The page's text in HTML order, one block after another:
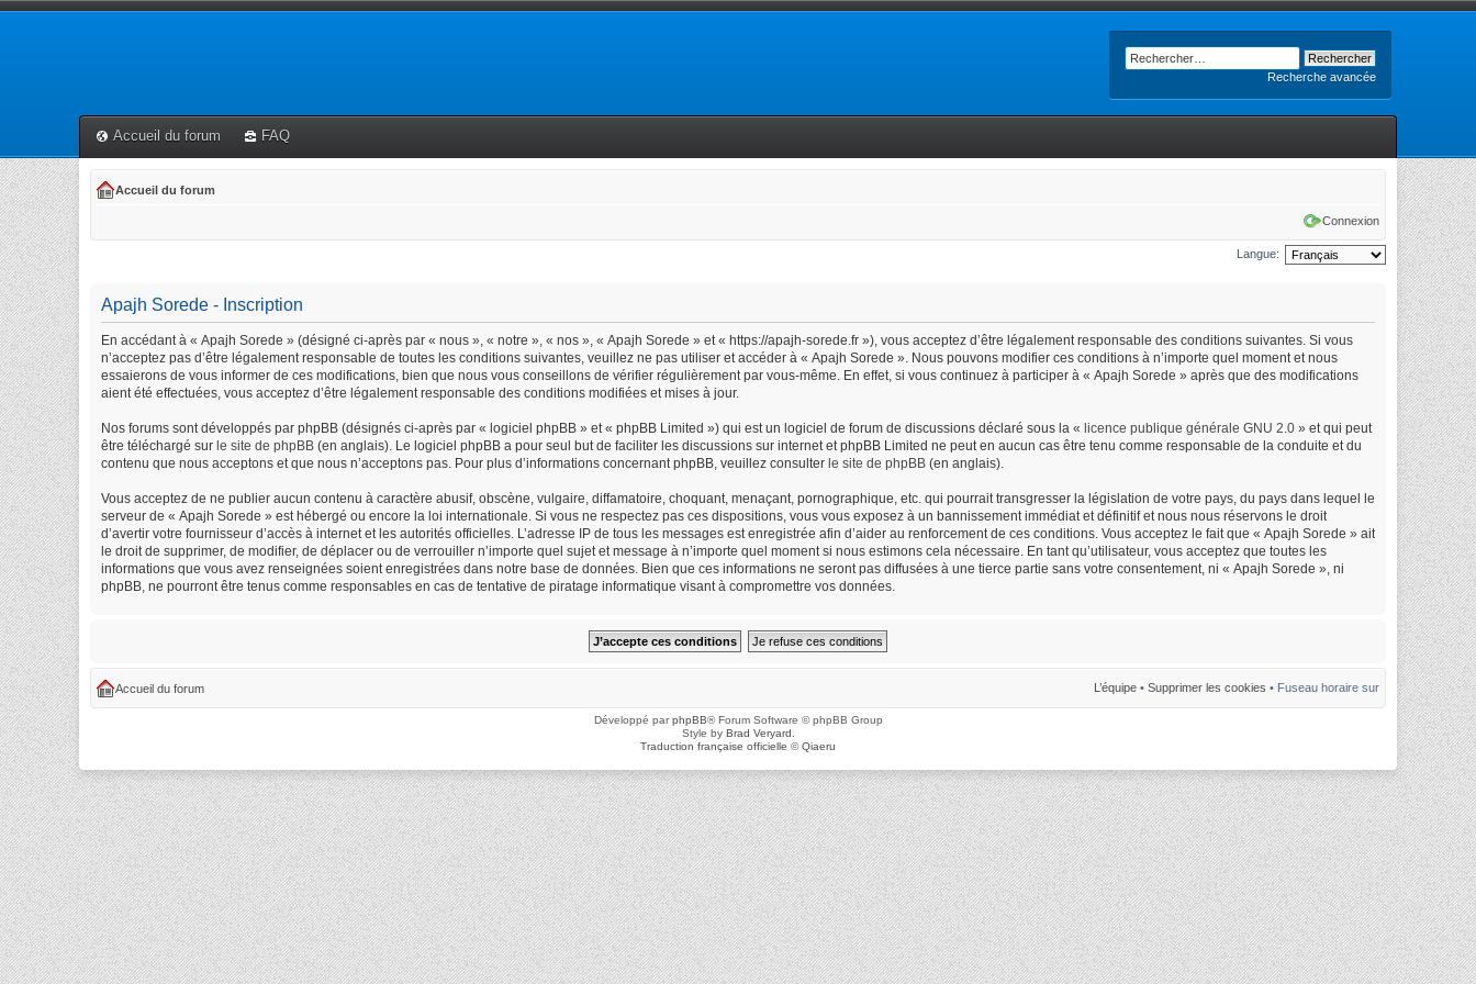
Recherche avancée
Accueil du forum FAQ
Accueil du forum
Connexion
Langue:
Apajh Sorede - Inscription
En accédant à « Apajh Sorede » (désigné ci-après par « nous », « notre », « nos », « Apajh Sorede » et « https://apajh-sorede.fr »), vous acceptez d’être légalement responsable des conditions suivantes. Si vous
n’acceptez pas d’être légalement responsable de toutes les conditions suivantes, veuillez ne pas utiliser et accéder à « Apajh Sorede ». Nous pouvons modifier ces conditions à n’importe quel moment et nous
essaierons de vous informer de ces modifications, bien que nous vous conseillons de vérifier régulièrement par vous-même. En effet, si vous continuez à participer à « Apajh Sorede » après que des modifications
aient été effectuées, vous acceptez d’être légalement responsable des conditions modifiées et mises à jour.
Nos forums sont développés par phpBB (désignés ci-après par « logiciel phpBB » et « phpBB Limited ») qui est un logiciel de forum de discussions déclaré sous la « licence publique générale GNU 2.0 » et qui peut
être téléchargé sur le site de phpBB (en anglais). Le logiciel phpBB a pour seul but de faciliter les discussions sur internet et phpBB Limited ne peut en aucun cas être tenu comme responsable de la conduite et du
contenu que nous acceptons et que nous n’acceptons pas. Pour plus d’informations concernant phpBB, veuillez consulter le site de phpBB (en anglais).
Vous acceptez de ne publier aucun contenu à caractère abusif, obscène, vulgaire, diffamatoire, choquant, menaçant, pornographique, etc. qui pourrait transgresser la législation de votre pays, du pays dans lequel le
serveur de « Apajh Sorede » est hébergé ou encore la loi internationale. Si vous ne respectez pas ces dispositions, vous vous exposez à un bannissement immédiat et définitif et nous nous réservons le droit
d’avertir votre fournisseur d’accès à internet et les autorités officielles. L’adresse IP de tous les messages est enregistrée afin d’aider au renforcement de ces conditions. Vous acceptez le fait que « Apajh Sorede » ait
le droit de supprimer, de modifier, de déplacer ou de verrouiller n’importe quel sujet et message à n’importe quel moment si nous estimons cela nécessaire. En tant qu’utilisateur, vous acceptez que toutes les
informations que vous avez renseignées soient enregistrées dans notre base de données. Bien que ces informations ne seront pas diffusées à une tierce partie sans votre consentement, ni « Apajh Sorede », ni
phpBB, ne pourront être tenus comme responsables en cas de tentative de piratage informatique visant à compromettre vos données.
Accueil du forum L’équipe • Supprimer les cookies • Fuseau horaire sur
Développé parphpBB® Forum Software © phpBB Group
Style by Brad Veryard
Traduction française officielle ©Qiaeru